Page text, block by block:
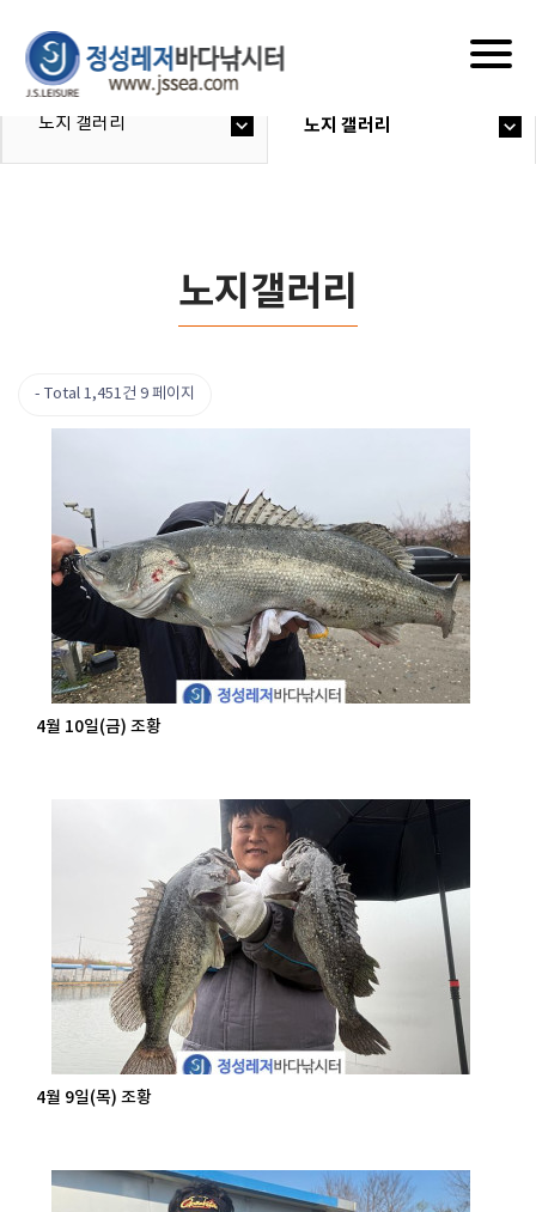
노지 갤러리 노지 갤러리
노지갤러리
Total 1,451건 9 페이지
4월 10일(금) 조황
4월 9일(목) 조황